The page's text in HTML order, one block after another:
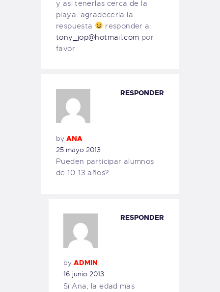
y asi tenerlas cerca de la
playa. agradeceria la
respuesta
responder a:
tony_jop@hotmail.com por
favor
by ANA
25 mayo 2013
Pueden participar alumnos
de 10-13 años?
RESPONDER
by ADMIN
16 junio 2013
Si Ana, la edad mas
RESPONDER